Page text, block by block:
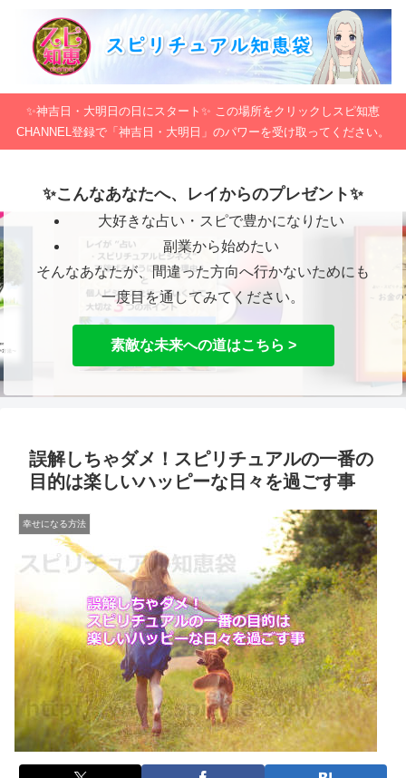
✨神吉日・大明日の日にスタート✨ この場所をクリックしスピ知恵
CHANNEL登録で「神吉日・大明日」のパワーを受け取ってください。
✨こんなあなたへ、レイからのプレゼント✨
大好きな占い・スピで豊かになりたい
副業から始めたい
そんなあなたが、間違った方向へ行かないためにも
一度目を通してみてください。
素敵な未来への道はこちら >
誤解しちゃダメ！スピリチュアルの一番の
目的は楽しいハッピーな日々を過ごす事
幸せになる方法